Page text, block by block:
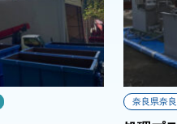
奈良県奈